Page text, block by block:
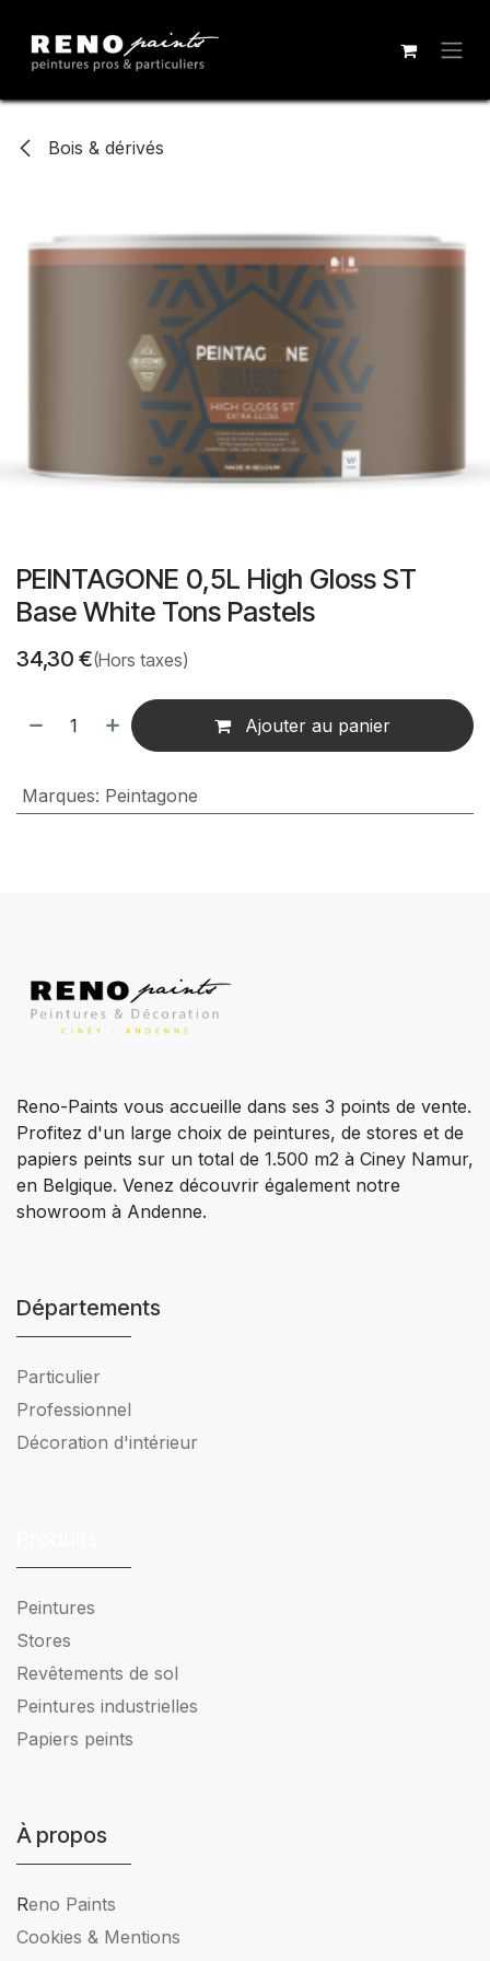
Bois & dérivés
PEINTAGONE 0,5L High Gloss ST
Base White Tons Pastels
34,30 €(Hors taxes)
Ajouter au panier
Marques: Peintagone
Reno-Paints vous accueille dans ses 3 points de vente.
Profitez d'un large choix de peintures, de stores et de
papiers peints sur un total de 1.500 m2 à Ciney Namur,
en Belgique. Venez découvrir également notre
showroom à Andenne.
Départements
Particulier
Professionnel
Décoration d'intérieur
Peintures
Stores
Revêtements de sol
Peintures industrielles
Papiers peints
À propos
Reno Paints
Cookies & Mentions